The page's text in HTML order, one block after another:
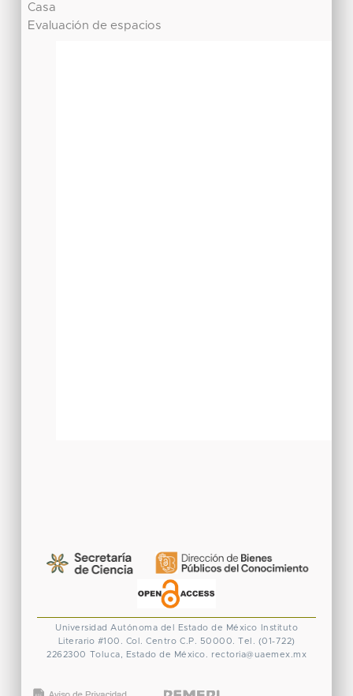
Casa
Evaluación de espacios
Universidad Autónoma del Estado de México
Instituto
Literario #100. Col. Centro C.P. 50000. Tel. (01-722)
2262300 Toluca, Estado de México. rectoria@uaemex.mx